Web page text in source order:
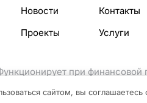
Новости
Контакты
Проекты
Услуги
при финансовой
сайтом, вы соглашаетесь